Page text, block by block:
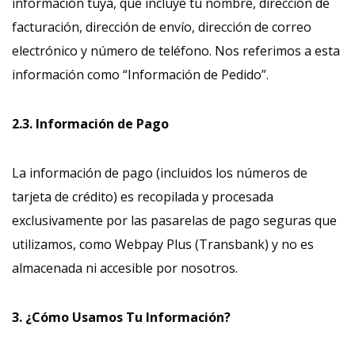
facturación, dirección de envío, dirección de correo
electrónico y número de teléfono. Nos referimos a esta
información como “Información de Pedido”.
2.3. Información de Pago
La información de pago (incluidos los números de
tarjeta de crédito) es recopilada y procesada
exclusivamente por las pasarelas de pago seguras que
utilizamos, como Webpay Plus (Transbank) y no es
almacenada ni accesible por nosotros.
3. ¿Cómo Usamos Tu Información?